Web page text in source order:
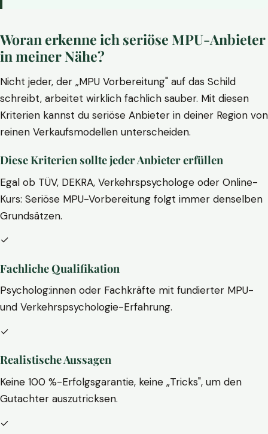
Woran erkenne ich seriöse MPU-Anbieter
in meiner Nähe?
Nicht jeder, der „MPU Vorbereitung" auf das Schild
schreibt, arbeitet wirklich fachlich sauber. Mit diesen
Kriterien kannst du seriöse Anbieter in deiner Region von
reinen Verkaufsmodellen unterscheiden.
Diese Kriterien sollte jeder Anbieter erfüllen
Egal ob TÜV, DEKRA, Verkehrspsychologe oder Online-
Kurs: Seriöse MPU-Vorbereitung folgt immer denselben
Grundsätzen.
✓
Fachliche Qualifikation
Psycholog:innen oder Fachkräfte mit fundierter MPU-
und Verkehrspsychologie-Erfahrung.
✓
Realistische Aussagen
Keine 100 %-Erfolgsgarantie, keine „Tricks", um den
Gutachter auszutricksen.
✓